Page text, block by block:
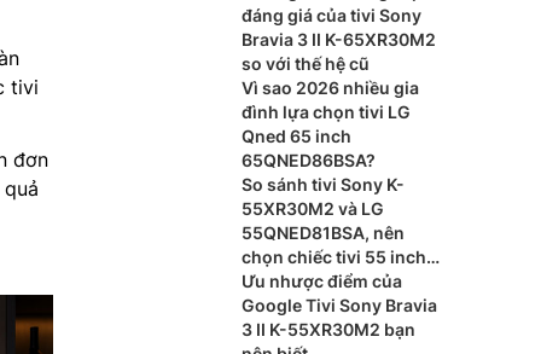
tivi
đơn
đáng giá của tivi Sony
Bravia 3 II K-65XR30M2
so với thế hệ cũ
Vì sao 2026 nhiều gia
đình lựa chọn tivi LG
Qned 65 inch
65QNED86BSA?
So sánh tivi Sony K-
55XR30M2 và LG
55QNED81BSA, nên
chọn chiếc tivi 55 inch
nào?
Ưu nhược điểm của
Google Tivi Sony Bravia
3 II K-55XR30M2 bạn